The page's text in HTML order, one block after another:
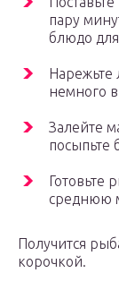
пару
блюдо
Нарежьте
немного
Залейте
посыпьте
Готовьте
среднюю
Получится
корочкой.